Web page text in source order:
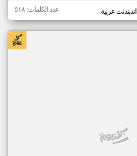
اندبندنت عربية عدد الكلمات: ٥١٨